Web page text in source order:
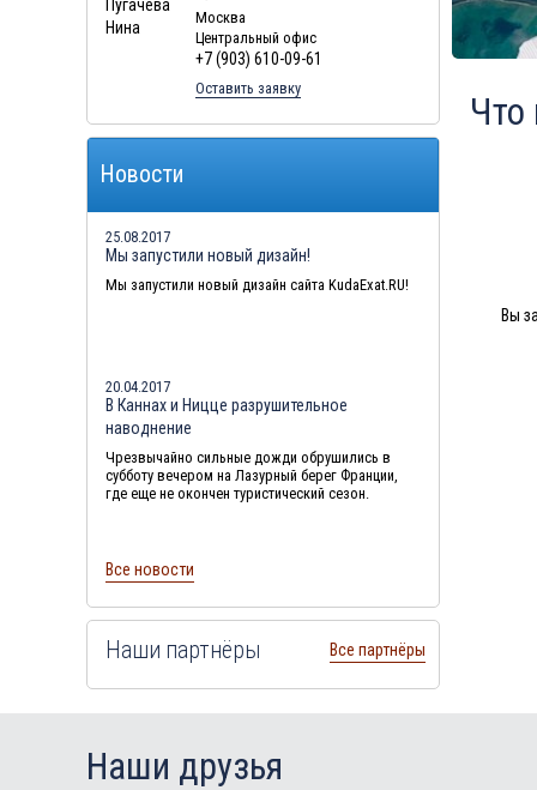
Вы
Туры в Маврикий в августе
Москва
Центральный офис
+7 (903) 610-09-61
Оставить заявку
Новости
25.08.2017
Мы запустили новый дизайн!
Мы запустили новый дизайн сайта KudaExat.RU!
20.04.2017
В Каннах и Ницце разрушительное
наводнение
Чрезвычайно сильные дожди обрушились в
субботу вечером на Лазурный берег Франции,
где еще не окончен туристический сезон.
Все новости
Наши партнёры Все партнёры
Наши друзья